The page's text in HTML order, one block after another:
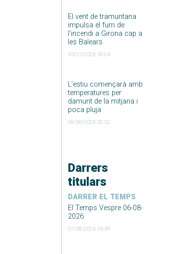
El vent de tramuntana
impulsa el fum de
l’incendi a Girona cap a
les Balears
03/07/2026 09:24
L’estiu començarà amb
temperatures per
damunt de la mitjana i
poca pluja
09/06/2026 02:52
Darrers
titulars
DARRER EL TEMPS
El Temps Vespre 06-08-
2026
07/08/2026 06:49